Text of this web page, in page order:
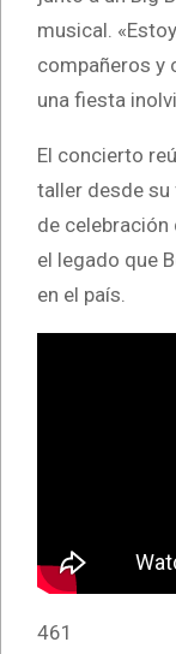
musical.
compañeros y
una fiesta
El concierto
taller desde su
de
el legado que
en el país.
461